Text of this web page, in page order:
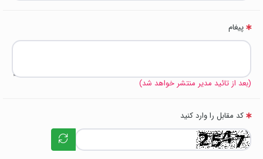
پیغام
(بعد از تائید مدیر منتشر خواهد شد)
کد مقابل را وارد کنید